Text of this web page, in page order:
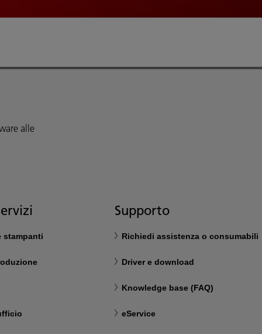
alle
stampanti
Supporto
Richiedi assistenza o consumabili
Driver e download
Knowledge base (FAQ)
eService